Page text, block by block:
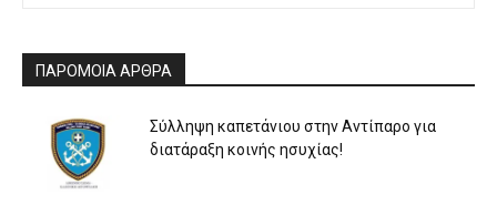
ΠΑΡΟΜΟΙΑ ΑΡΘΡΑ
Σύλληψη καπετάνιου στην Αντίπαρο για
διατάραξη κοινής ησυχίας!